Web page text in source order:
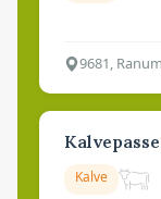
9681, Ranum
Kalve